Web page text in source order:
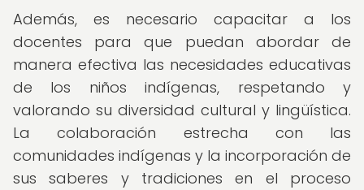
Además, es necesario capacitar a los
docentes para que puedan abordar de
manera efectiva las necesidades educativas
de los niños indígenas, respetando y
valorando su diversidad cultural y lingüística.
La colaboración estrecha con las
comunidades indígenas y la incorporación de
sus saberes y tradiciones en el proceso